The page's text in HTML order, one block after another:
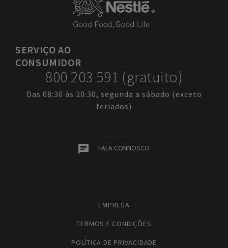
SERVIÇOAO
CONSUMIDOR
800 203 591 (gratuito)
Das 08:30 às 20:30, segunda a sábado (exceto
feriados)
FALA CONNOSCO
EMPRESA
TERMOS E CONDIÇÕES
POLÍTICA DE PRIVACIDADE